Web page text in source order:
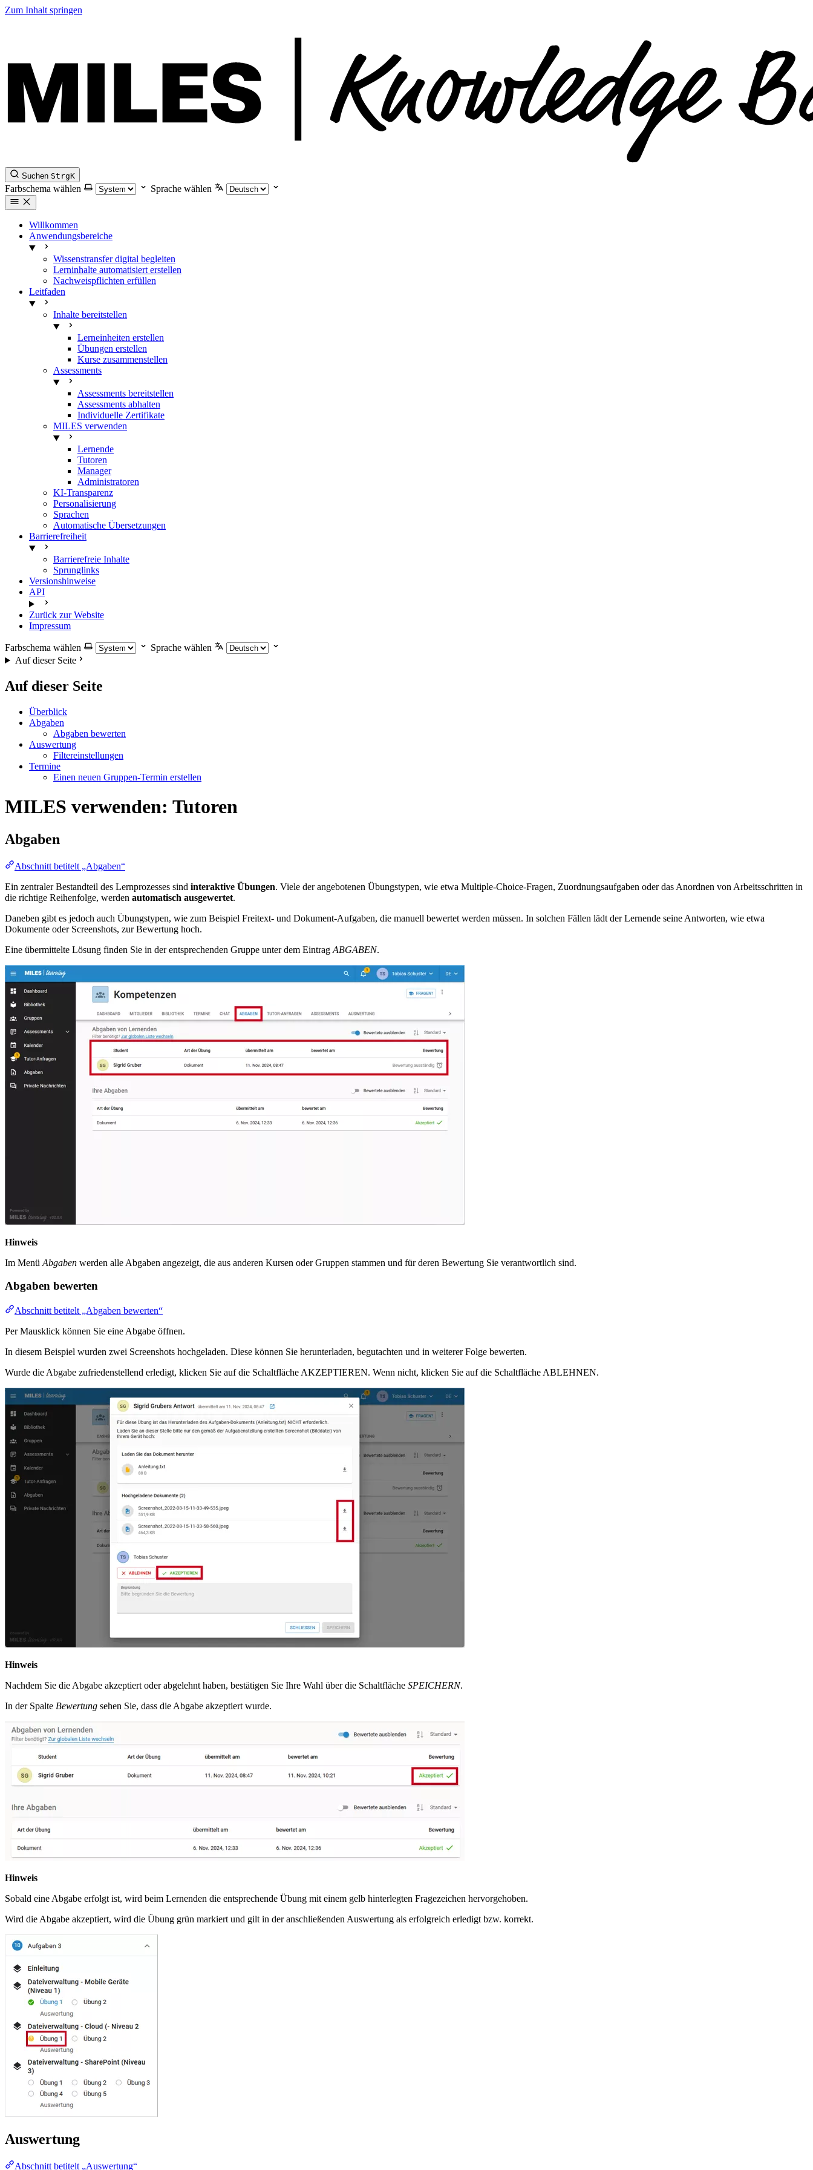
Zum Inhalt springen
Suchen StrgK
Farbschema wählen Sprache wählen
Willkommen
Anwendungsbereiche
Wissenstransfer digital begleiten
Lerninhalte automatisiert erstellen
Nachweispflichten erfüllen
Leitfaden
Inhalte bereitstellen
Lerneinheiten erstellen
Übungen erstellen
Kurse zusammenstellen
Assessments
Assessments bereitstellen
Assessments abhalten
Individuelle Zertifikate
MILES verwenden
Lernende
Tutoren
Manager
Administratoren
KI-Transparenz
Personalisierung
Sprachen
Automatische Übersetzungen
Barrierefreiheit
Barrierefreie Inhalte
Sprunglinks
Versionshinweise
API
Zurück zur Website
Impressum
Farbschema wählen
Sprache wählen
Auf dieser Seite
Auf dieser Seite
Überblick
Abgaben
Abgaben bewerten
Auswertung
Filtereinstellungen
Termine
Einen neuen Gruppen-Termin erstellen
MILES verwenden: Tutoren
Abgaben
Abschnitt betitelt „Abgaben“
Ein zentraler Bestandteil des Lernprozesses sind interaktive Übungen. Viele der angebotenen Übungstypen, wie etwa Multiple-Choice-Fragen, Zuordnungsaufgaben oder das Anordnen von Arbeitsschritten in
die richtige Reihenfolge, werden automatisch ausgewertet.
Daneben gibt es jedoch auch Übungstypen, wie zum Beispiel Freitext- und Dokument-Aufgaben, die manuell bewertet werden müssen. In solchen Fällen lädt der Lernende seine Antworten, wie etwa
Dokumente oder Screenshots, zur Bewertung hoch.
Eine übermittelte Lösung finden Sie in der entsprechenden Gruppe unter dem Eintrag ABGABEN.
Hinweis
Im Menü Abgaben werden alle Abgaben angezeigt, die aus anderen Kursen oder Gruppen stammen und für deren Bewertung Sie verantwortlich sind.
Abgaben bewerten
Abschnitt betitelt „Abgaben bewerten“
Per Mausklick können Sie eine Abgabe öffnen.
In diesem Beispiel wurden zwei Screenshots hochgeladen. Diese können Sie herunterladen, begutachten und in weiterer Folge bewerten.
Wurde die Abgabe zufriedenstellend erledigt, klicken Sie auf die Schaltfläche AKZEPTIEREN. Wenn nicht, klicken Sie auf die Schaltfläche ABLEHNEN.
Hinweis
Nachdem Sie die Abgabe akzeptiert oder abgelehnt haben, bestätigen Sie Ihre Wahl über die Schaltfläche SPEICHERN.
In der Spalte Bewertung sehen Sie, dass die Abgabe akzeptiert wurde.
Hinweis
Sobald eine Abgabe erfolgt ist, wird beim Lernenden die entsprechende Übung mit einem gelb hinterlegten Fragezeichen hervorgehoben.
Wird die Abgabe akzeptiert, wird die Übung grün markiert und gilt in der anschließenden Auswertung als erfolgreich erledigt bzw. korrekt.
Auswertung
Abschnitt betitelt „Auswertung“